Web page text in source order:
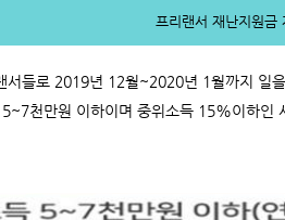
프리랜서 재난지원금
서들로 2019년 12월~2020년 1월까지 일
천만원 이하이며 중위소득 15%이하인